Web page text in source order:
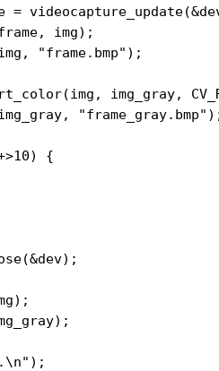
=
img);
"frame.bmp");
img_gray,
{